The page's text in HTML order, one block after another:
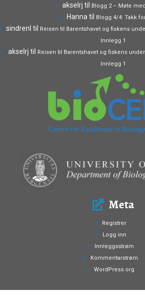
akselrj til Blogg 2 – Møte
Hanna til Blogg 4/4: Takk
sindrenl til Reisen til Barentshavet og fiskens
Innlegg 1
akselrj til Reisen til Barentshavet og fiskens
Innlegg 1
Meta
Registrer
Logg inn
Innleggsstrøm
Kommentarstrøm
WordPress.org